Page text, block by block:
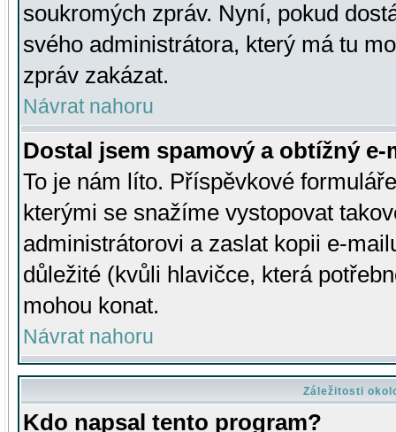
soukromých zpráv. Nyní, pokud
svého administrátora, který má tu
zpráv zakázat.
Návrat nahoru
Dostal jsem spamový a obtížný
To je nám líto. Příspěvkové
kterými se snažíme vystopovat
administrátorovi a zaslat kopii e-
důležité (kvůli hlavičce, která
mohou konat.
Návrat nahoru
Záležitosti
Kdo napsal tento program?